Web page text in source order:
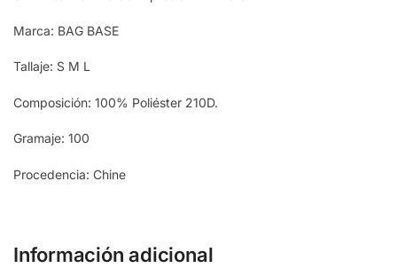
Marca: BAG BASE
Tallaje: S M L
Composición: 100% Poliéster 210D.
Gramaje: 100
Procedencia: Chine
Información adicional